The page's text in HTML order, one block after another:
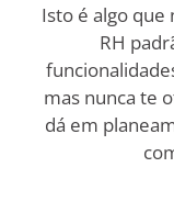
Isto é algo
RH
mas nunca te
dá em